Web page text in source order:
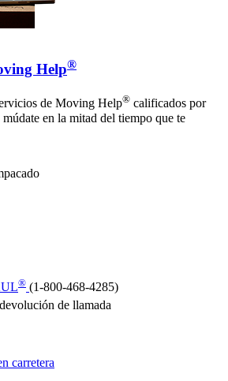
Help®
de Moving Help® calificados por
en la mitad del tiempo que te
® (1-800-468-4285)
de llamada
carretera